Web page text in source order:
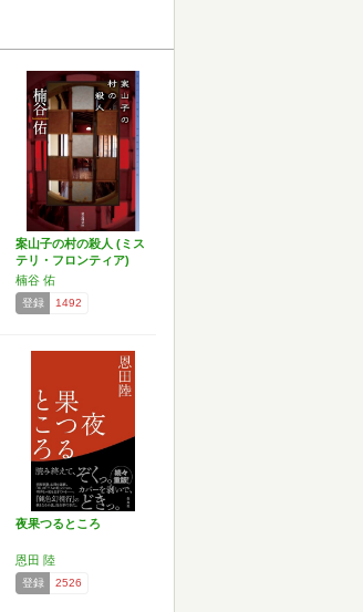
案山子の村の殺人 (ミス
テリ・フロンティア)
楠谷 佑
登録 1492
夜果つるところ
恩田 陸
登録 2526